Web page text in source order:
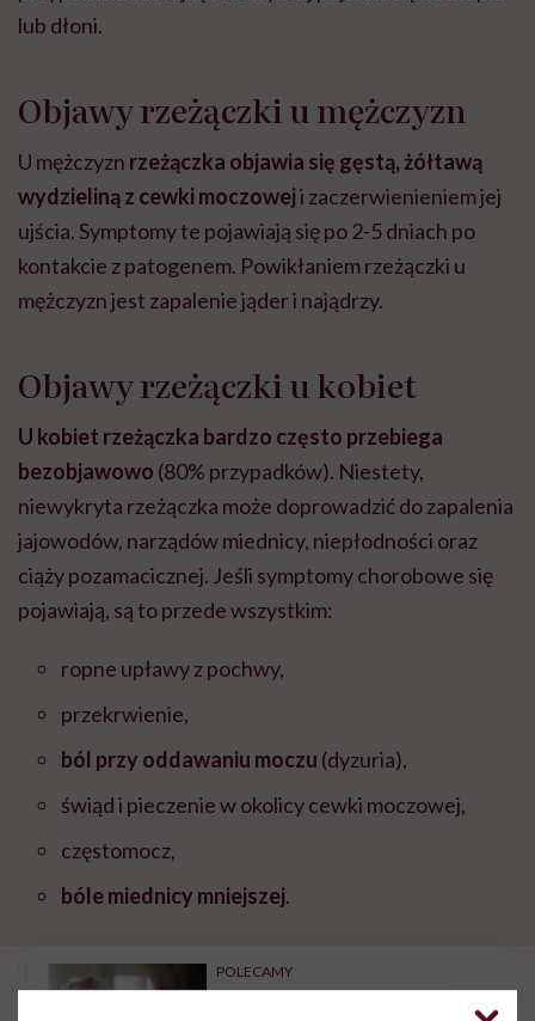
lub dłoni.
Objawy rzeżączki u mężczyzn
U mężczyzn rzeżączka objawia się gęstą, żółtawą
wydzieliną z cewki moczoweji zaczerwienieniem jej
ujścia. Symptomy te pojawiają się po 2-5 dniach po
kontakcie z patogenem. Powikłaniem rzeżączki u
mężczyzn jest zapalenie jąder i najądrzy.
Objawy rzeżączki u kobiet
U kobiet rzeżączka bardzo często przebiega
bezobjawowo (80% przypadków). Niestety,
niewykryta rzeżączka może doprowadzić do zapalenia
jajowodów, narządów miednicy, niepłodności oraz
ciąży pozamacicznej. Jeśli symptomy chorobowe się
pojawiają, są to przede wszystkim:
ropne upławy z pochwy,
przekrwienie,
ból przy oddawaniu moczu (dyzuria),
świąd i pieczenie w okolicy cewki moczowej,
częstomocz,
bóle miednicy mniejszej.
POLECAMY
Czym zajmuje się dermatolog